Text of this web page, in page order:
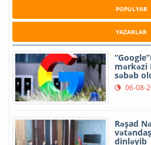
POPULYAR
YAZARLAR
mərkəzi
səbəb
06-08-
Rəşad
dinləyib